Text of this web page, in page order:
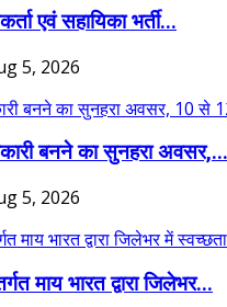
एवं सहायिका भर्ती...
5, 2026
बनने का सुनहरा अवसर,...
5, 2026
माय भारत द्वारा जिलेभर...